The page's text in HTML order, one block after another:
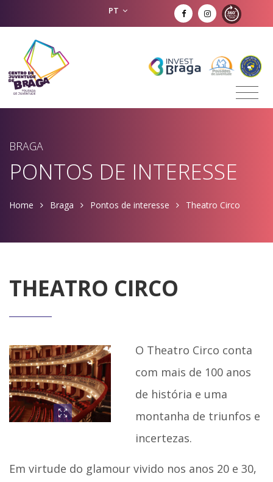
PT
BRAGA
PONTOS DE INTERESSE
Home Braga Pontos de interesse Theatro Circo
THEATRO CIRCO
O Theatro Circo conta
com mais de 100 anos
de história e uma
montanha de triunfos e
incertezas.
Em virtude do glamour vivido nos anos 20 e 30,